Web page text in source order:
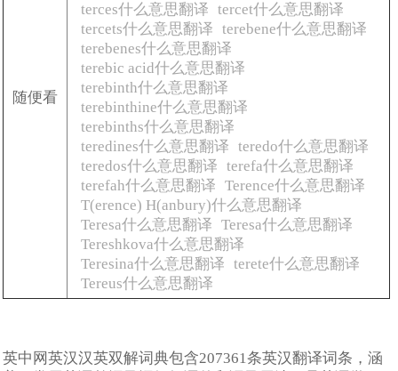
随便看
terces什么意思翻译 tercet什么意思翻译
tercets什么意思翻译 terebene什么意思翻译
terebenes什么意思翻译
terebic acid什么意思翻译
terebinth什么意思翻译
terebinthine什么意思翻译
terebinths什么意思翻译
teredines什么意思翻译 teredo什么意思翻译
teredos什么意思翻译 terefa什么意思翻译
terefah什么意思翻译 Terence什么意思翻译
T(erence) H(anbury)什么意思翻译
Teresa什么意思翻译 Teresa什么意思翻译
Tereshkova什么意思翻译
Teresina什么意思翻译 terete什么意思翻译
Tereus什么意思翻译
英中网英汉汉英双解词典包含207361条英汉翻译词条，涵